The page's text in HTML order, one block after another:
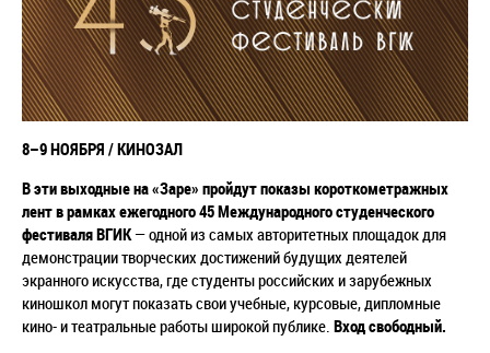
8–9 НОЯБРЯ / КИНОЗАЛ
В эти выходные на «Заре» пройдут показы короткометражных
лент в рамках ежегодного 45 Международного студенческого
фестиваля ВГИК— одной из самых авторитетных площадок для
демонстрации творческих достижений будущих деятелей
экранного искусства, где студенты российских и зарубежных
киношкол могут показать свои учебные, курсовые, дипломные
кино- и театральные работы широкой публике. Вход свободный.